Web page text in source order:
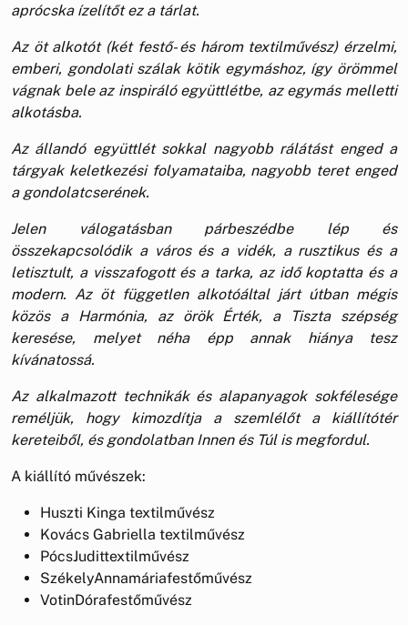
aprócska ízelítőt ez a tárlat.
Az öt alkotót (két festő-és három textilművész) érzelmi,
emberi, gondolati szálak kötik egymáshoz, így örömmel
vágnak bele az inspiráló együttlétbe, az egymás melletti
alkotásba.
Az állandó együttlét sokkal nagyobb rálátást enged a
tárgyak keletkezési folyamataiba, nagyobb teret enged
a gondolatcserének.
Jelen válogatásban párbeszédbe lép és
összekapcsolódik a város és a vidék, a rusztikus és a
letisztult, a visszafogott és a tarka, az időkoptatta és a
modern. Az öt független alkotóáltal járt útban mégis
közös a Harmónia, az örök Érték, a Tiszta szépség
keresése, melyet néha épp annak hiánya tesz
kívánatossá.
Az alkalmazott technikák és alapanyagok sokfélesége
reméljük, hogy kimozdítja a szemlélőt a kiállítótér
kereteiből, és gondolatban Innen és Túl is megfordul.
A kiállító művészek:
Huszti Kinga textilművész
Kovács Gabriella textilművész
PócsJudittextilművész
SzékelyAnnamáriafestőművész
VotinDórafestőművész